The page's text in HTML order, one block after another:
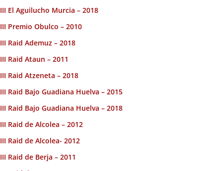
III El Aguilucho Murcia – 2018
III Premio Obulco – 2010
III Raid Ademuz – 2018
III Raid Ataun – 2011
III Raid Atzeneta – 2018
III Raid Bajo Guadiana Huelva – 2015
III Raid Bajo Guadiana Huelva – 2018
III Raid de Alcolea – 2012
III Raid de Alcolea- 2012
III Raid de Berja – 2011